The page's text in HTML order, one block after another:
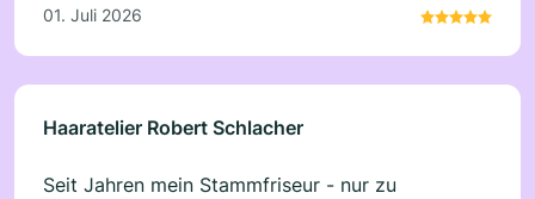
01. Juli 2026
Haaratelier Robert Schlacher
Seit Jahren mein Stammfriseur - nur zu